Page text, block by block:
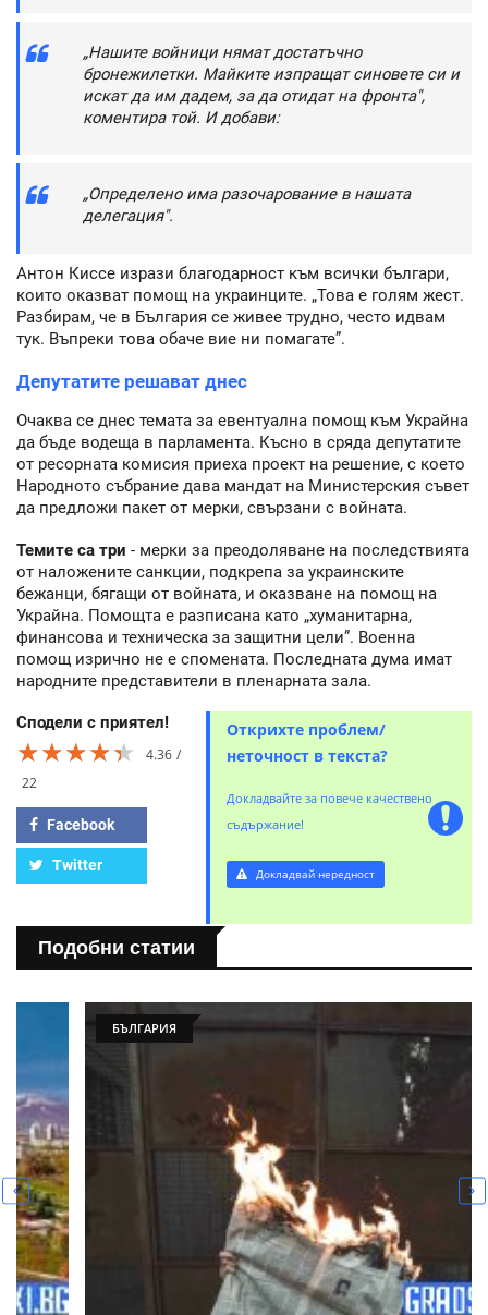
„Нашите войници нямат достатъчно
бронежилетки. Майките изпращат синовете си и
искат да им дадем, за да отидат на фронта",
коментира той. И добави:
„Определено има разочарование в нашата
делегация".
Антон Киссе изрази благодарност към всички българи,
които оказват помощ на украинците. „Това е голям жест.
Разбирам, че в България се живее трудно, често идвам
тук. Въпреки това обаче вие ни помагате”.
Депутатите решават днес
Очаква се днес темата за евентуална помощ към Украйна
да бъде водеща в парламента. Късно в сряда депутатите
от ресорната комисия приеха проект на решение, с което
Народното събрание дава мандат на Министерския съвет
да предложи пакет от мерки, свързани с войната.
Темите са три - мерки за преодоляване на последствията
от наложените санкции, подкрепа за украинските
бежанци, бягащи от войната, и оказване на помощ на
Украйна. Помощта е разписана като „хуманитарна,
финансова и техническа за защитни цели”. Военна
помощ изрично не е спомената. Последната дума имат
народните представители в пленарната зала.
Сподели с приятел!
★★★★★
★★★★★
★★★★★
4.36
22
Facebook
Twitter
Открихте проблем/
неточност в текста?
Докладвайте за повече качествено
съдържание!
Докладвай нередност
Подобни статии